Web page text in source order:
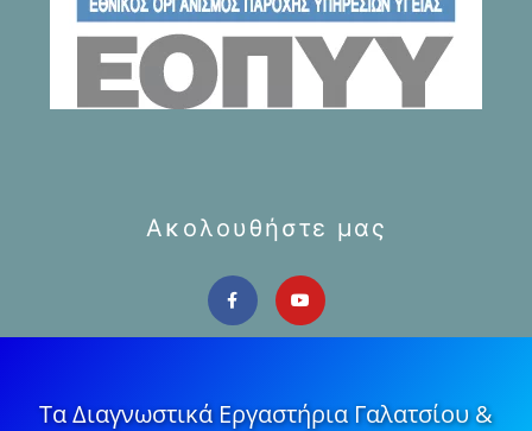
Ακολουθήστε μας
Τα Διαγνωστικά Εργαστήρια Γαλατσίου &